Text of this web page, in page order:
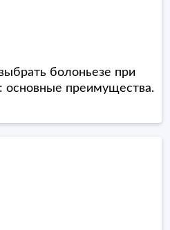
болоньезе при
основные преимущества.